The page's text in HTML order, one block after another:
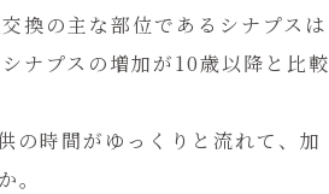
換の主な部位であるシナプスは
ナプスの増加が10歳以降と比較
の時間がゆっくりと流れて、加
。